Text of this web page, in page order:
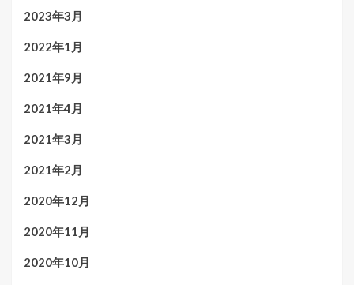
2023年3月
2022年1月
2021年9月
2021年4月
2021年3月
2021年2月
2020年12月
2020年11月
2020年10月